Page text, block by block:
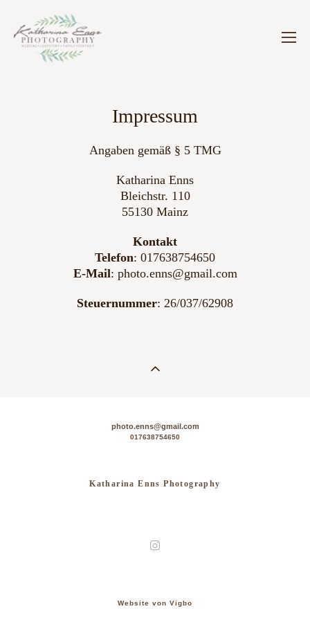
Impressum
Angaben gemäß § 5 TMG
Katharina Enns
Bleichstr. 110
55130 Mainz
Kontakt
Telefon: 017638754650
E-Mail: photo.enns@gmail.com
Steuernummer: 26/037/62908
photo.enns@gmail.com
017638754650
Katharina Enns Photography
Website von Vigbo